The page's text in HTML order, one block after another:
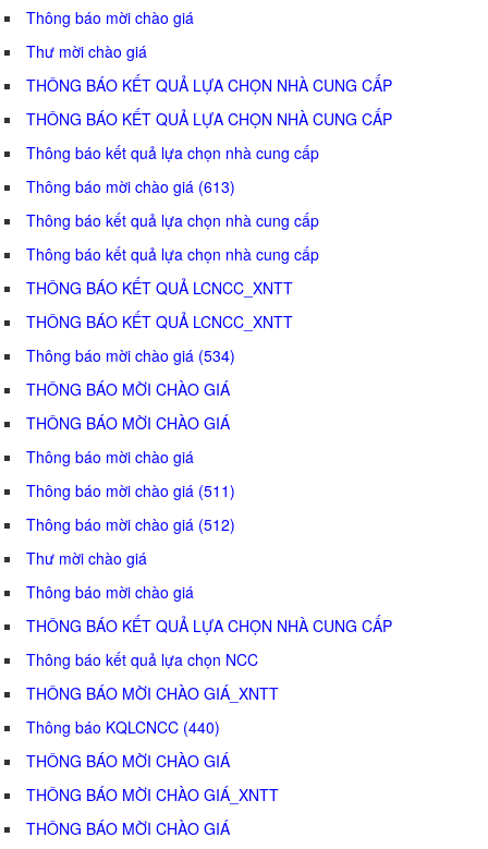
Thông báo mời chào giá
Thư mời chào giá
THÔNG BÁO KẾT QUẢ LỰA CHỌN NHÀ CUNG CẤP
THÔNG BÁO KẾT QUẢ LỰA CHỌN NHÀ CUNG CẤP
Thông báo kết quả lựa chọn nhà cung cấp
Thông báo mời chào giá (613)
Thông báo kết quả lựa chọn nhà cung cấp
Thông báo kết quả lựa chọn nhà cung cấp
THÔNG BÁO KẾT QUẢ LCNCC_XNTT
THÔNG BÁO KẾT QUẢ LCNCC_XNTT
Thông báo mời chào giá (534)
THÔNG BÁO MỜI CHÀO GIÁ
THÔNG BÁO MỜI CHÀO GIÁ
Thông báo mời chào giá
Thông báo mời chào giá (511)
Thông báo mời chào giá (512)
Thư mời chào giá
Thông báo mời chào giá
THÔNG BÁO KẾT QUẢ LỰA CHỌN NHÀ CUNG CẤP
Thông báo kết quả lựa chọn NCC
THÔNG BÁO MỜI CHÀO GIÁ_XNTT
Thông báo KQLCNCC (440)
THÔNG BÁO MỜI CHÀO GIÁ
THÔNG BÁO MỜI CHÀO GIÁ_XNTT
THÔNG BÁO MỜI CHÀO GIÁ